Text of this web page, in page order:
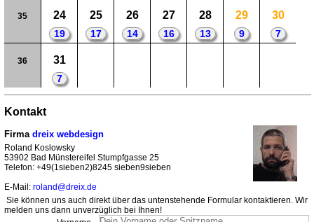
35 24
19
25
17
26
14
27
16
28
13
29
9
30
7
36 31
7
Kontakt
Firma dreix webdesign
Roland Koslowsky
53902 Bad Münstereifel Stumpfgasse 25
Telefon: +49(1sieben2)8245 sieben9sieben
E-Mail: roland@dreix.de
Sie können uns auch direkt über das untenstehende Formular kontaktieren. Wir
melden uns dann unverzüglich bei Ihnen!